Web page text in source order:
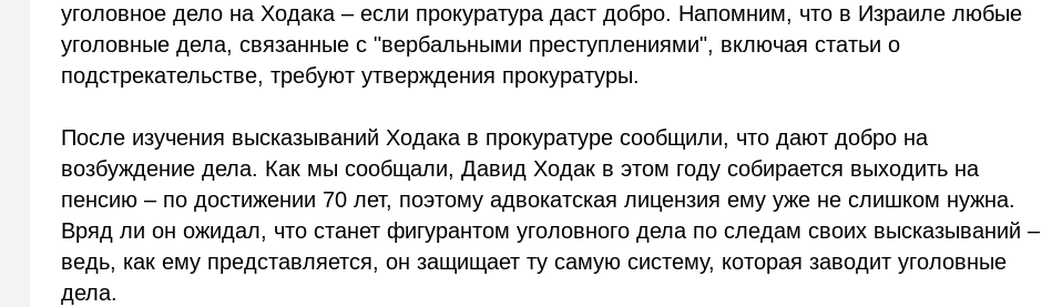
уголовное дело на Ходака – если прокуратура даст добро. Напомним, что в Израиле любые
уголовные дела, связанные с "вербальными преступлениями", включая статьи о
подстрекательстве, требуют утверждения прокуратуры.
После изучения высказываний Ходака в прокуратуре сообщили, что дают добро на
возбуждение дела. Как мы сообщали, Давид Ходак в этом году собирается выходить на
пенсию – по достижении 70 лет, поэтому адвокатская лицензия ему уже не слишком нужна.
Вряд ли он ожидал, что станет фигурантом уголовного дела по следам своих высказываний –
ведь, как ему представляется, он защищает ту самую систему, которая заводит уголовные
дела.